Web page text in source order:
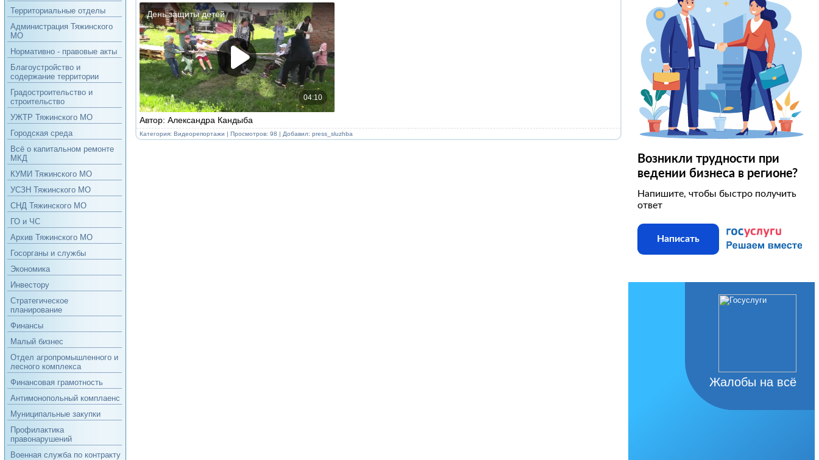
Территориальные отделы
Администрация Тяжинского
МО
Нормативно - правовые акты
Благоустройство и
содержание территории
Градостроительство и
строительство
УЖТР Тяжинского МО
Городская среда
Всё о капитальном ремонте
МКД
КУМИ Тяжинского МО
УСЗН Тяжинского МО
СНД Тяжинского МО
ГО и ЧС
Архив Тяжинского МО
Госорганы и службы
Экономика
Инвестору
Стратегическое
планирование
Финансы
Малый бизнес
Отдел агропромышленного и
лесного комплекса
Финансовая грамотность
Антимонопольный комплаенс
Муниципальные закупки
Профилактика
правонарушений
Военная служба по контракту
Автор: Александра Кандыба
Категория: Видеорепортажи | Просмотров: 98 | Добавил: press_sluzhba
Возникли трудности при
ведении бизнеса в регионе?
Напишите, чтобы быстро получить
ответ
Написать
Жалобы на всё